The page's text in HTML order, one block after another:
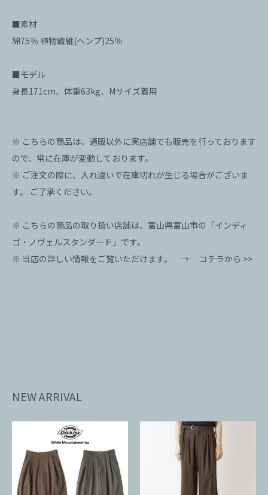
■素材
綿75％ 植物繊維(ヘンプ)25％
■モデル
身長171cm、体重63kg、Mサイズ着用
※ こちらの商品は、通販以外に実店舗でも販売を行っております
ので、常に在庫が変動しております。
※ ご注文の際に、入れ違いで在庫切れが生じる場合がございま
す。 ご了承ください。
※ こちらの商品の取り扱い店舗は、富山県富山市の「インディ
ゴ・ノヴェルスタンダード」です。
※ 当店の詳しい情報をご覧いただけます。 → コチラから >>
NEW ARRIVAL